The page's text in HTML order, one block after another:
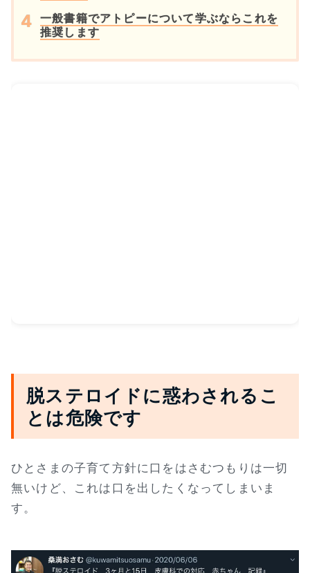
一般書籍でアトピーについて学ぶならこれを
推奨します
脱ステロイドに惑わされるこ
とは危険です
ひとさまの子育て方針に口をはさむつもりは一切
無いけど、これは口を出したくなってしまいま
す。